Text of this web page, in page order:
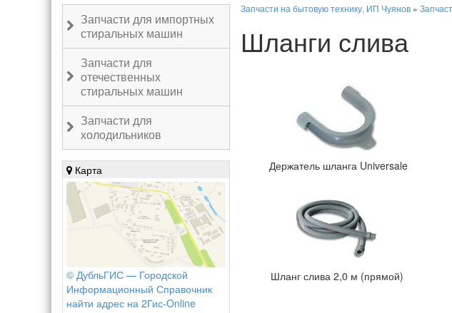
Запчасти для импортных
стиральных машин
Запчасти для
отечественных
стиральных машин
Запчасти для
холодильников
Карта
© ДубльГИС — Городской
Информационный Справочник
найти адрес на 2Гис-Online
Запчасти на бытовую технику, ИП Чуянов »
Шланги слива
Держатель шланга Universale
Шланг слива 2,0 м (прямой)